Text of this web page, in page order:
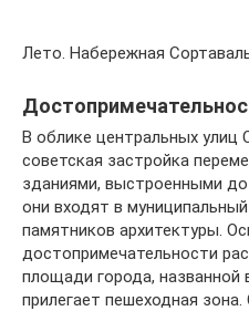
Лето. Набережная
В облике центральных улиц
советская застройка
зданиями, выстроенными
они входят в
памятников архитектуры.
достопримечательности
площади города, названной
прилегает пешеходная